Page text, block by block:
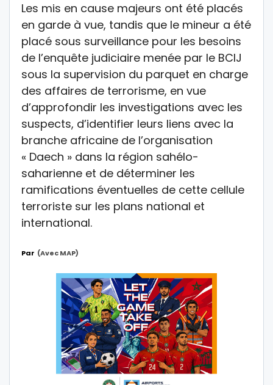
Les mis en cause majeurs ont été placés
en garde à vue, tandis que le mineur a été
placé sous surveillance pour les besoins
de l’enquête judiciaire menée par le BCIJ
sous la supervision du parquet en charge
des affaires de terrorisme, en vue
d’approfondir les investigations avec les
suspects, d’identifier leurs liens avec la
branche africaine de l’organisation
« Daech » dans la région sahélo-
saharienne et de déterminer les
ramifications éventuelles de cette cellule
terroriste sur les plans national et
international.
Par (avec MAP)